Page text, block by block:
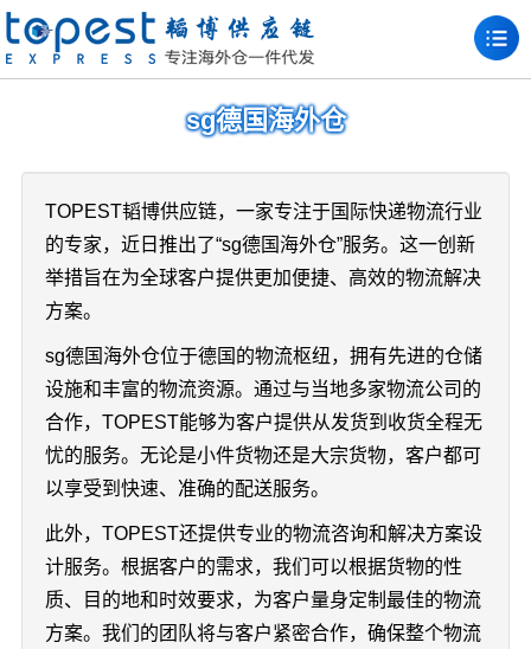
sg德国海外仓
TOPEST韬博供应链，一家专注于国际快递物流行业
的专家，近日推出了“sg德国海外仓”服务。这一创新
举措旨在为全球客户提供更加便捷、高效的物流解决
方案。
sg德国海外仓位于德国的物流枢纽，拥有先进的仓储
设施和丰富的物流资源。通过与当地多家物流公司的
合作，TOPEST能够为客户提供从发货到收货全程无
忧的服务。无论是小件货物还是大宗货物，客户都可
以享受到快速、准确的配送服务。
此外，TOPEST还提供专业的物流咨询和解决方案设
计服务。根据客户的需求，我们可以根据货物的性
质、目的地和时效要求，为客户量身定制最佳的物流
方案。我们的团队将与客户紧密合作，确保整个物流